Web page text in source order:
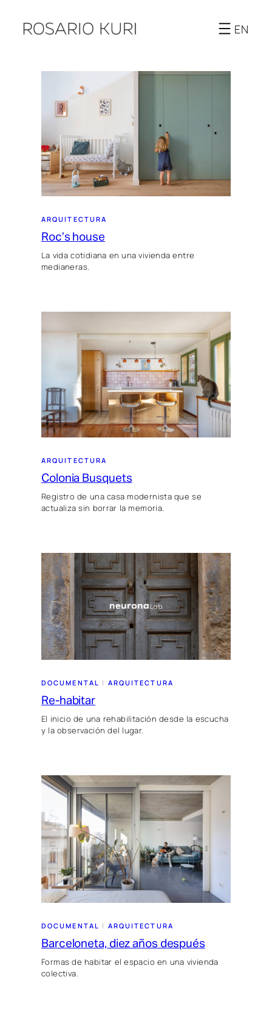
contenido
EN
ARQUITECTURA
Roc’s house
La vida cotidiana en una vivienda entre
medianeras.
ARQUITECTURA
Colonia Busquets
Registro de una casa modernista que se
actualiza sin borrar la memoria.
DOCUMENTAL | ARQUITECTURA
Re-habitar
El inicio de una rehabilitación desde la escucha
y la observación del lugar.
DOCUMENTAL | ARQUITECTURA
Barceloneta, diez años después
Formas de habitar el espacio en una vivienda
colectiva.